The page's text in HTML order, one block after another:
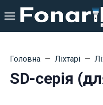
Головна Ліхтарі
SD-серія